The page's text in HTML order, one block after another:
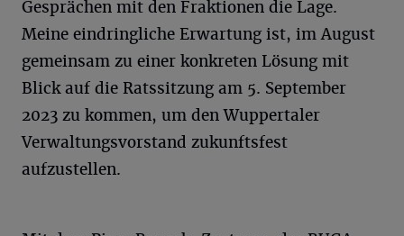
Gesprächen mit den Fraktionen die Lage.
Meine eindringliche Erwartung ist, im August
gemeinsam zu einer konkreten Lösung mit
Blick auf die Ratssitzung am 5. September
2023 zu kommen, um den Wuppertaler
Verwaltungsvorstand zukunftsfest
aufzustellen.